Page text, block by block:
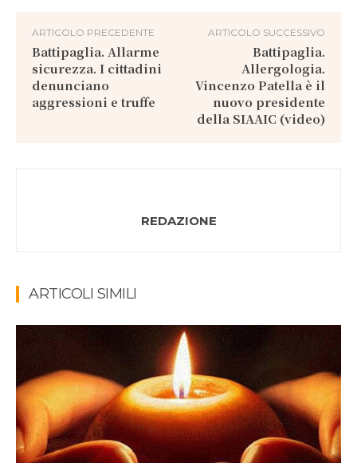
ARTICOLO PRECEDENTE
Battipaglia. Allarme
sicurezza. I cittadini
denunciano
aggressioni e truffe
ARTICOLO SUCCESSIVO
Battipaglia.
Allergologia.
Vincenzo Patella è il
nuovo presidente
della SIAAIC (video)
REDAZIONE
ARTICOLI SIMILI